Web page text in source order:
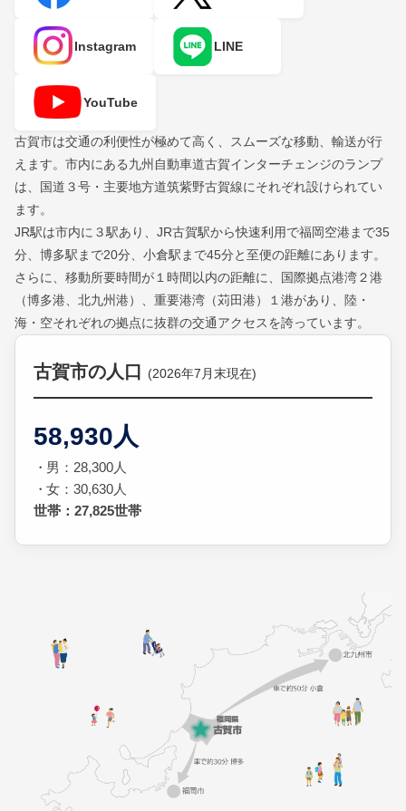
Instagram LINE
YouTube
古賀市は交通の利便性が極めて高く、スムーズな移動、輸送が行
えます。市内にある九州自動車道古賀インターチェンジのランプ
は、国道３号・主要地方道筑紫野古賀線にそれぞれ設けられてい
ます。
JR駅は市内に３駅あり、JR古賀駅から快速利用で福岡空港まで35
分、博多駅まで20分、小倉駅まで45分と至便の距離にあります。
さらに、移動所要時間が１時間以内の距離に、国際拠点港湾２港
（博多港、北九州港）、重要港湾（苅田港）１港があり、陸・
海・空それぞれの拠点に抜群の交通アクセスを誇っています。
古賀市の人口 (2026年7月末現在)
58,930人
男：28,300人
女：30,630人
世帯：27,825世帯